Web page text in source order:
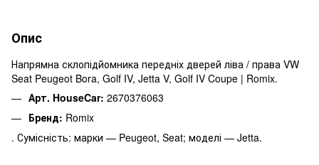
Опис
Напрямна склопідйомника передніх дверей ліва / права VW
Seat Peugeot Bora, Golf IV, Jetta V, Golf IV Coupe | Romix.
Арт. HouseCar: 2670376063
Бренд: Romix
. Сумісність: марки — Peugeot, Seat; моделі — Jetta.